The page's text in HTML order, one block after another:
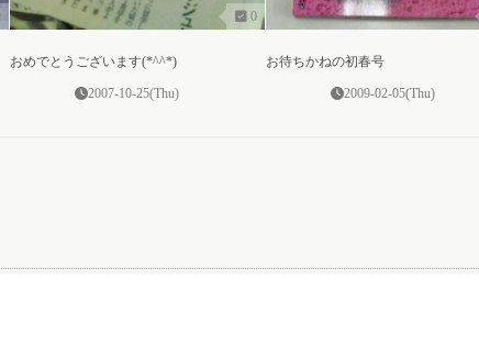
0
おめでとうございます(*^^*)
2007-10-25(Thu)
お待ちかねの初春号
2009-02-05(Thu)